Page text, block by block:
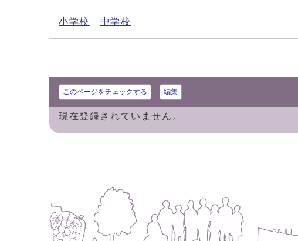
小学校 中学校
このページをチェックする 編集
現在登録されていません。